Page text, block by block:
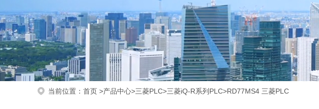
当前位置： 首页 >产品中心>三菱PLC>三菱iQ-R系列PLC>RD77MS4 三菱PLC